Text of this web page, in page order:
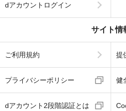
dアカウントログイン
サイト情
ご利用規約 提
プライバシーポリシー 健
dアカウント2段階認証とは